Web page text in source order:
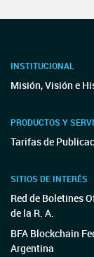
INSTITUCIONAL
Misión, Visión e
PRODUCTOS Y
Tarifas de
SITIOS DE INTERÉS
Red de Boletines
de la R. A.
BFA Blockchain
Argentina